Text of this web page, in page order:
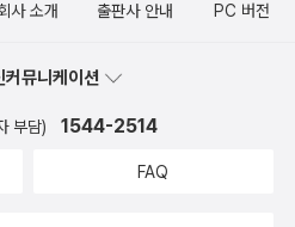
사 소개 출판사 안내 PC 버전
뮤니케이션
부담) 1544-2514
FAQ